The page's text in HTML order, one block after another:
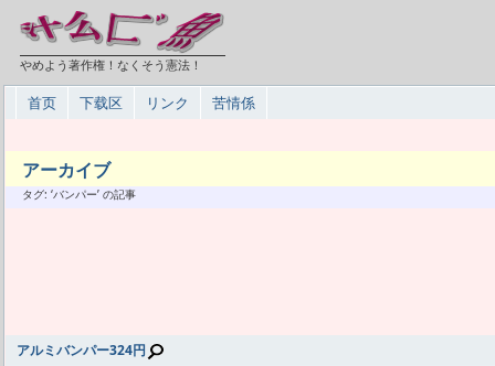
やめよう著作権！なくそう憲法！
首页 下载区 リンク 苦情係
アーカイブ
タグ: ‘バンパー’ の記事
アルミバンパー324円